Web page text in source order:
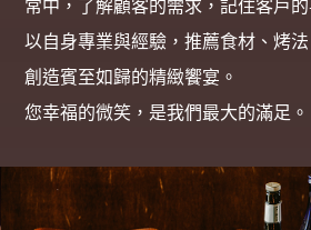
常中，了解顧客的需求，記住客戶
以自身專業與經驗，推薦食材、烤
創造賓至如歸的精緻饗宴。
您幸福的微笑，是我們最大的滿足。